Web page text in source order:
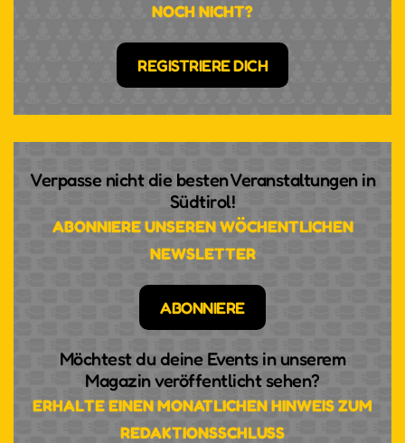
TEMPO UND RHYTHMUS,
PASSION UND PRESSING -
NOCH NICHT?
REGISTRIERE DICH
Verpasse nicht die besten Veranstaltungen in
Südtirol!
ABONNIERE UNSEREN WÖCHENTLICHEN
NEWSLETTER
ABONNIERE
Möchtest du deine Events in unserem
Magazin veröffentlicht sehen?
ERHALTE EINEN MONATLICHEN HINWEIS ZUM
REDAKTIONSSCHLUSS